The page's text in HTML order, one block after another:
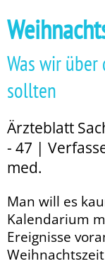
Was wir
sollten
Ärzteblatt
- 47 |
med.
Man will es
Kalendarium
Ereignisse